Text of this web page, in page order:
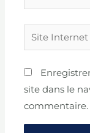
mail*
Site
Internet
site dans le
commentaire.